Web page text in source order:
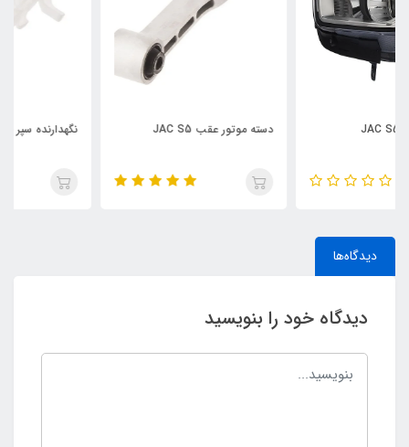
دسته موتور عقب JAC S5 نگهدارنده سپر جلو چپ JAC S5
دیدگاه‌ها
دیدگاه خود را بنویسید